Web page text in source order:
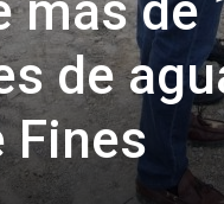
de
Fines